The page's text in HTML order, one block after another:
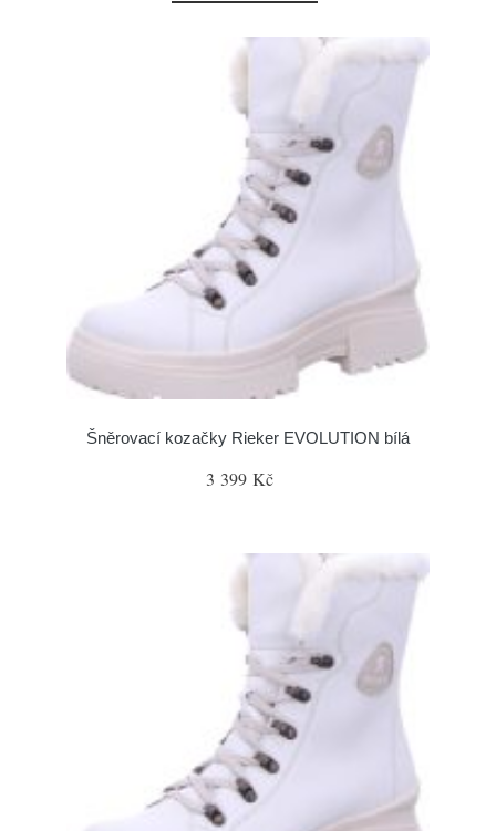
Šněrovací kozačky Rieker EVOLUTION bílá
3 399 Kč